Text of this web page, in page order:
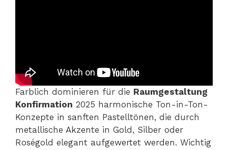
Farblich dominieren für die Raumgestaltung
Konfirmation 2025 harmonische Ton-in-Ton-
Konzepte in sanften Pastelltönen, die durch
metallische Akzente in Gold, Silber oder
Roségold elegant aufgewertet werden. Wichtig